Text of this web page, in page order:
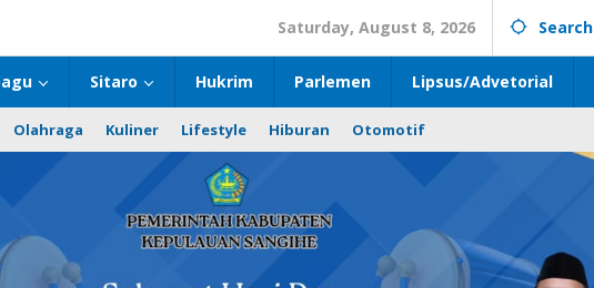
Saturday, August 8, 2026 Search
Sitaro Hukrim Parlemen Lipsus/Advetorial
Olahraga Kuliner Lifestyle Hiburan Otomotif